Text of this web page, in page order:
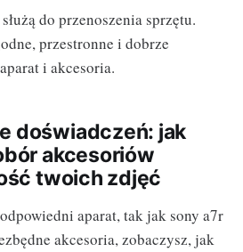
do przenoszenia sprzętu.
przestronne i dobrze
i akcesoria.
doświadczeń: jak
akcesoriów
twoich zdjęć
aparat, tak jak sony a7r
akcesoria, zobaczysz, jak